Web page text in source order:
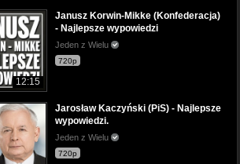
12:15
Janusz Korwin-Mikke (Konfederacja)
- Najlepsze wypowiedzi
Jeden z Wielu
720p
Jarosław Kaczyński (PiS) - Najlepsze
wypowiedzi.
Jeden z Wielu
720p